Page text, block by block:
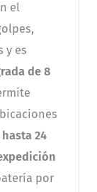
el
y es
de 8
24
por